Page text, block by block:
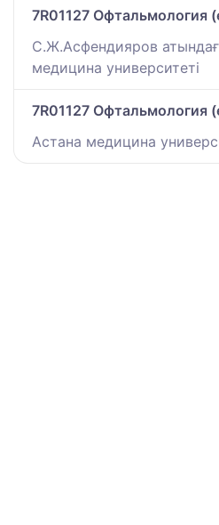
7R01127 Офтальмология
С.Ж.Асфендияров
медицина университеті
7R01127 Офтальмология
Астана медицина